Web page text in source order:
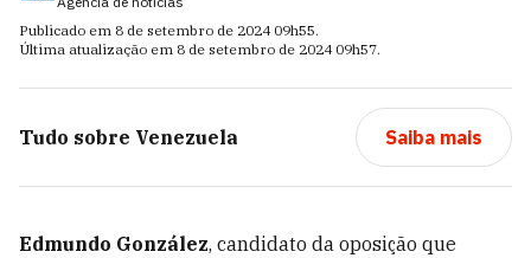
Publicado em 8 de setembro de 2024 09h55.
Última atualização em 8 de setembro de 2024 09h57.
Tudo sobre Venezuela Saiba mais
Edmundo González, candidato da oposição que